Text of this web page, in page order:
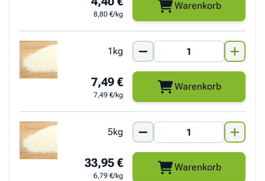
8,80 €/kg
Warenkorb
1kg
7,49 €
7,49 €/kg
Warenkorb
5kg
33,95 €
6,79 €/kg
Warenkorb